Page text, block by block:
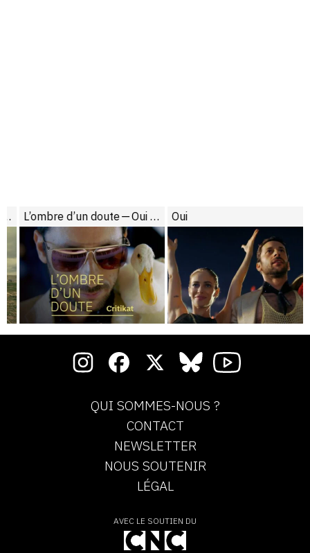
L’ombre d’un doute — Oui / Kontinental ’25 Oui
QUI SOMMES-NOUS ?
CONTACT
NEWSLETTER
NOUS SOUTENIR
LÉGAL
AVEC LE SOUTIEN DU